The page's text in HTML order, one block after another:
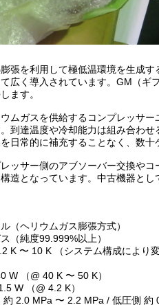
張を利用して極低温環境を生成
広く導入されています。GM（
ます。
ムガスを供給するコンプレッサ
到達温度や冷却能力は組み合わ
日常的に補充することなく、数
ッサー側のアブソーバー交換や
造となっています。中古機器と
（ヘリウムガス膨張方式）
（純度99.999%以上）
K 〜 10 K （システム構成により変
（@ 40 K 〜 50 K）
W （@ 4.2 K）
約 2.0 MPa 〜 2.2 MPa / 低圧側 約